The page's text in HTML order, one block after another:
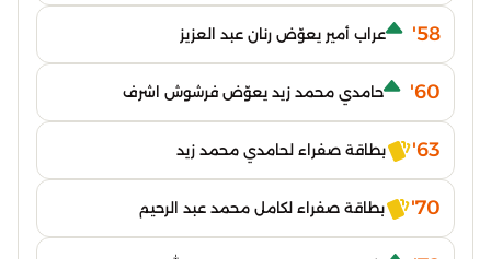
58' عراب أمير يعوّض رنان عبد العزيز
60' حامدي محمد زيد يعوّض فرشوش اشرف
63' بطاقة صفراء لحامدي محمد زيد
70' بطاقة صفراء لكامل محمد عبد الرحيم